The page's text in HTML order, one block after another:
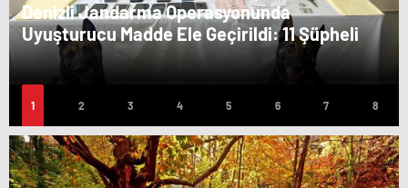
Denizli Jandarma Operasyonunda
Uyuşturucu Madde Ele Geçirildi: 11 Şüpheli
Hakkında İşlem Yapıldı